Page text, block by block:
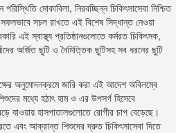
মোকাবিলা, নিরবচ্ছিন্ন চিকিৎসাসেবা নিশ্চিত
সচল রাখতে এই বিশেষ সিদ্ধান্ত নেওয়া
এই স্বাস্থ্য প্রতিষ্ঠানগুলোতে কর্মরত চিকিৎসক,
অর্জিত ছুটি ও নৈমিত্তিক ছুটিসহ সব ধরনের ছুটি
অনুমোদনক্রমে জারি করা এই আদেশ অবিলম্বে
মধ্যে হঠাৎ হাম ও এর উপসর্গ হিসেবে
যাওয়ায় হাসপাতালগুলোতে রোগীর চাপ বেড়েছে।
এবং আক্রান্ত শিশুদের দ্রুত চিকিৎসাসেবা দিতে